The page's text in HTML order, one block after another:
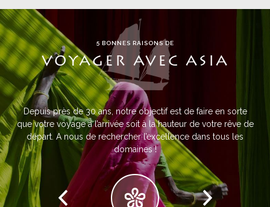
5 BONNES RAISONS DE
VOYAGER AVEC ASIA
Depuis près de 30 ans, notre objectif est de faire en sorte
que votre voyage à l’arrivée soit à la hauteur de votre rêve de
départ. A nous de rechercher l’excellence dans tous les
domaines !